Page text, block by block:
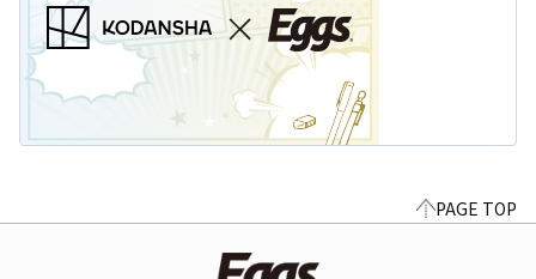
PAGE TOP